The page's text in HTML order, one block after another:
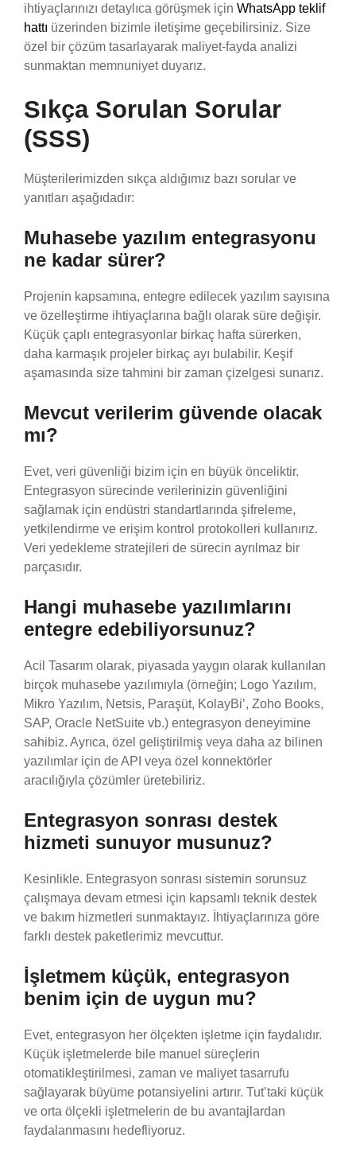
ihtiyaçlarınızı detaylıca görüşmek için WhatsApp teklif
hattı üzerinden bizimle iletişime geçebilirsiniz. Size
özel bir çözüm tasarlayarak maliyet-fayda analizi
sunmaktan memnuniyet duyarız.
Sıkça Sorulan Sorular
(SSS)
Müşterilerimizden sıkça aldığımız bazı sorular ve
yanıtları aşağıdadır:
Muhasebe yazılım entegrasyonu
ne kadar sürer?
Projenin kapsamına, entegre edilecek yazılım sayısına
ve özelleştirme ihtiyaçlarına bağlı olarak süre değişir.
Küçük çaplı entegrasyonlar birkaç hafta sürerken,
daha karmaşık projeler birkaç ayı bulabilir. Keşif
aşamasında size tahmini bir zaman çizelgesi sunarız.
Mevcut verilerim güvende olacak
mı?
Evet, veri güvenliği bizim için en büyük önceliktir.
Entegrasyon sürecinde verilerinizin güvenliğini
sağlamak için endüstri standartlarında şifreleme,
yetkilendirme ve erişim kontrol protokolleri kullanırız.
Veri yedekleme stratejileri de sürecin ayrılmaz bir
parçasıdır.
Hangi muhasebe yazılımlarını
entegre edebiliyorsunuz?
Acil Tasarım olarak, piyasada yaygın olarak kullanılan
birçok muhasebe yazılımıyla (örneğin; Logo Yazılım,
Mikro Yazılım, Netsis, Paraşüt, KolayBi’, Zoho Books,
SAP, Oracle NetSuite vb.) entegrasyon deneyimine
sahibiz. Ayrıca, özel geliştirilmiş veya daha az bilinen
yazılımlar için de API veya özel konnektörler
aracılığıyla çözümler üretebiliriz.
Entegrasyon sonrası destek
hizmeti sunuyor musunuz?
Kesinlikle. Entegrasyon sonrası sistemin sorunsuz
çalışmaya devam etmesi için kapsamlı teknik destek
ve bakım hizmetleri sunmaktayız. İhtiyaçlarınıza göre
farklı destek paketlerimiz mevcuttur.
İşletmem küçük, entegrasyon
benim için de uygun mu?
Evet, entegrasyon her ölçekten işletme için faydalıdır.
Küçük işletmelerde bile manuel süreçlerin
otomatikleştirilmesi, zaman ve maliyet tasarrufu
sağlayarak büyüme potansiyelini artırır. Tut’taki küçük
ve orta ölçekli işletmelerin de bu avantajlardan
faydalanmasını hedefliyoruz.